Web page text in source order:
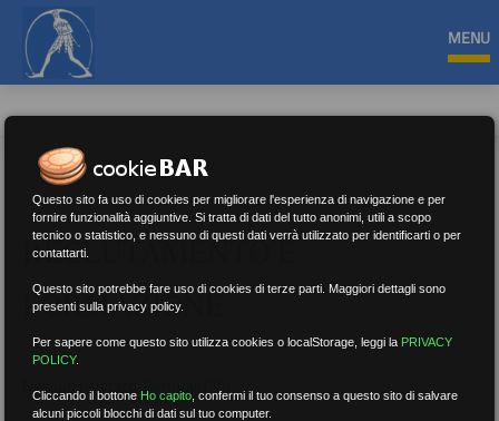
MENU
RECLUTAMENTO E
FORMAZIONE
Nessun risultato.Rimuovi filtri
Questo sito fa uso di cookies per migliorare l'esperienza di navigazione e per
fornire funzionalità aggiuntive. Si tratta di dati del tutto anonimi, utili a scopo
tecnico o statistico, e nessuno di questi dati verrà utilizzato per identificarti o per
contattarti.
Questo sito potrebbe fare uso di cookies di terze parti. Maggiori dettagli sono
presenti sulla privacy policy.
Per sapere come questo sito utilizza cookies o localStorage, leggi la PRIVACY
POLICY.
Cliccando il bottone Ho capito ,confermi il tuo consenso a questo sito di salvare
alcuni piccoli blocchi di dati sul tuo computer.